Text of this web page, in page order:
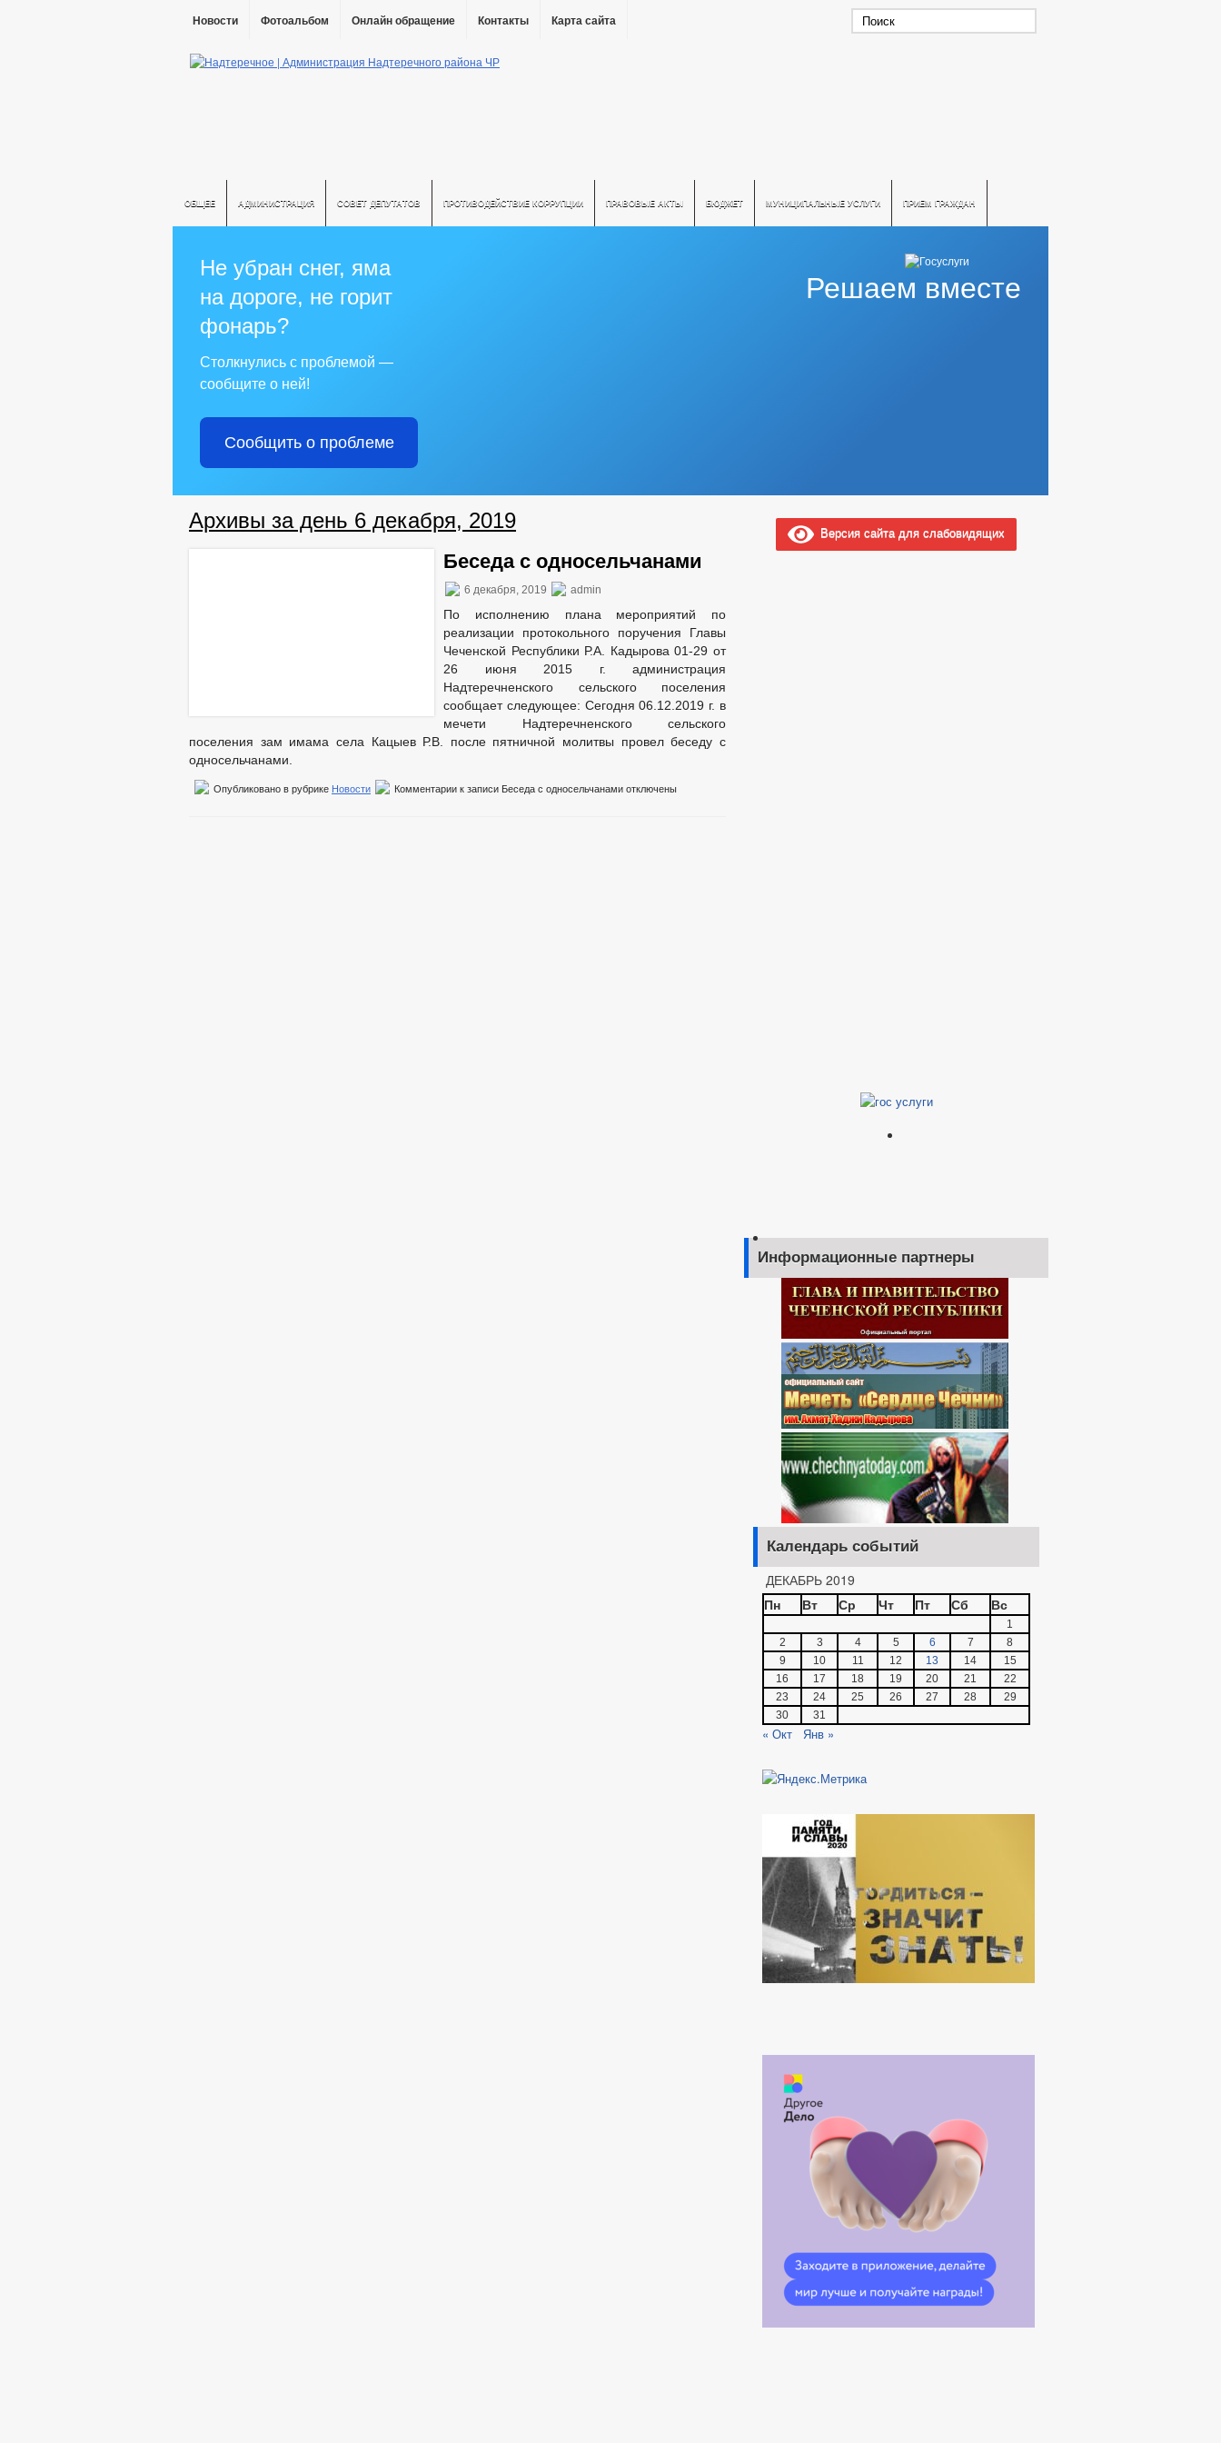
Новости Фотоальбом Онлайн обращение Контакты Карта сайта
ОБЩЕЕ АДМИНИСТРАЦИЯ СОВЕТ ДЕПУТАТОВ ПРОТИВОДЕЙСТВИЕ КОРРУПЦИИ ПРАВОВЫЕ АКТЫ БЮДЖЕТ МУНИЦИПАЛЬНЫЕ УСЛУГИ ПРИЕМ ГРАЖДАН
Решаем вместе
Не убран снег, яма
на дороге, не горит
фонарь?
Столкнулись с проблемой —
сообщите о ней!
Сообщить о проблеме
Архивы за день 6 декабря, 2019
Беседа с односельчанами
6 декабря, 2019 admin
По исполнению плана мероприятий по
реализации протокольного поручения Главы
Чеченской Республики Р.А. Кадырова 01-29 от
26 июня 2015 г. администрация
Надтеречненского сельского поселения
сообщает следующее: Сегодня 06.12.2019 г. в
мечети Надтеречненского сельского
поселения зам имама села Кацыев Р.В. после пятничной молитвы провел беседу с
односельчанами.
Опубликовано в рубрике Новости Комментарии к записи Беседа с односельчанами отключены
Версия сайта для слабовидящих
Информационные партнеры
Календарь событий
ДЕКАБРЬ 2019
Пн
Вт Ср Чт Пт Сб Вс
1
2
3 4 5 6 7
8
9
10 11 12 13 14
15
16
17 18 19 20 21
22
23
24 25 26 27 28
29
30
31
« Окт Янв »